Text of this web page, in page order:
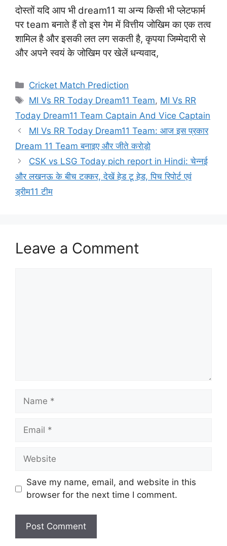
दोस्तों यदि आप भी dream11 या अन्य किसी भी प्लेटफार्म
पर team बनाते हैं तो इस गेम में वित्तीय जोखिम का एक तत्व
शामिल है और इसकी लत लग सकती है, कृपया जिम्मेदारी से
और अपने स्वयं के जोखिम पर खेलें धन्यवाद,
Categories
Cricket Match Prediction
Tags
MI Vs RR Today Dream11 Team, MI Vs RR
Today Dream11 Team Captain And Vice Captain
MI Vs RR Today Dream11 Team: आज इस प्रकार
Dream 11 Team बनाइए और जीते करोड़ो
CSK vs LSG Today pich report in Hindi: चेन्नई
और लखनऊ के बीच टक्कर, देखें हेड टू हेड, पिच रिपोर्ट एवं
ड्रीम11 टीम
Leave a Comment
Name
Email
Website
Save my name, email, and website in this
browser for the next time I comment.